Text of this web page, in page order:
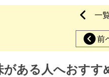
一
前
がある人へおすす